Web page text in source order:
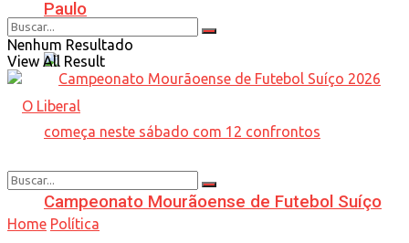
Paulo
Campeonato Mourãoense de Futebol Suíço
Nenhum Resultado
View All Result
Home Política